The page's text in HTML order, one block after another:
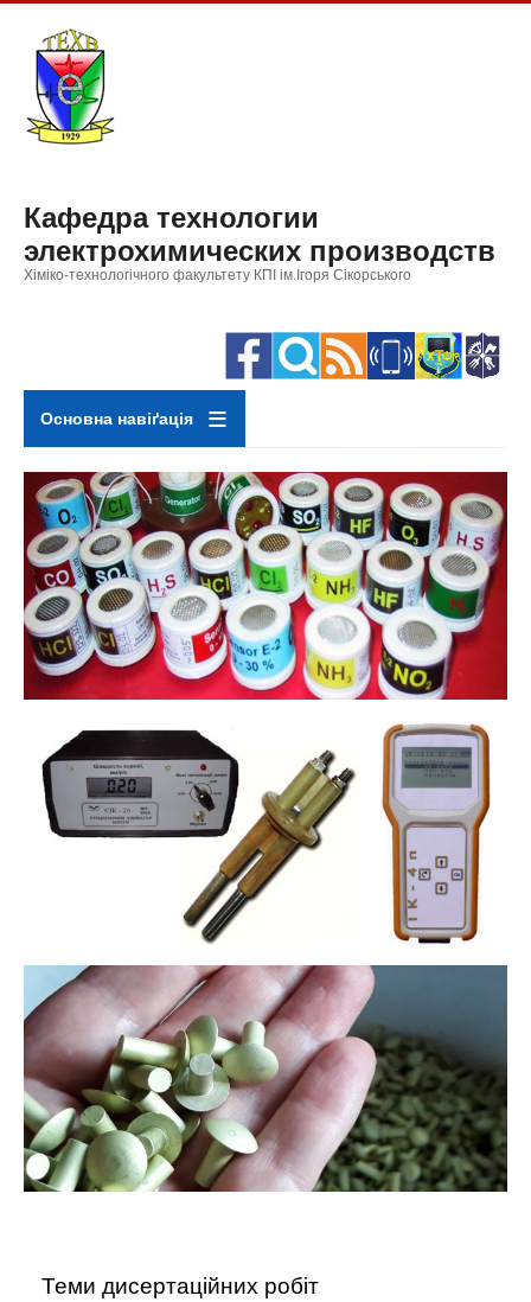
основному
содержанию
Кафедра технологии
электрохимических производств
Хіміко-технологічного факультету КПІ ім.Ігоря Сікорського
Основна навіґація
Теми дисертаційних робіт